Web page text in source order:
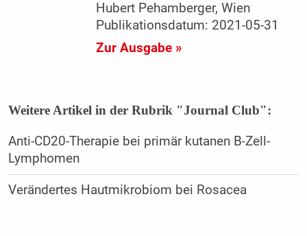
Hubert Pehamberger, Wien
Publikationsdatum: 2021-05-31
Zur Ausgabe »
Weitere Artikel in der Rubrik "Journal Club":
Anti-CD20-Therapie bei primär kutanen B-Zell-
Lymphomen
Verändertes Hautmikrobiom bei Rosacea